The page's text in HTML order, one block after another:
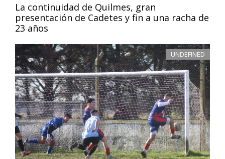
La continuidad de Quilmes, gran
presentación de Cadetes y fin a una racha de
23 años
UNDEFINED